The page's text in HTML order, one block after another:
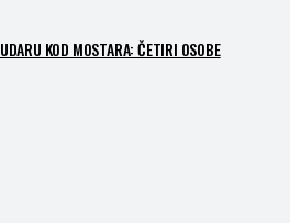
KOD MOSTARA: ČETIRI OSOBE